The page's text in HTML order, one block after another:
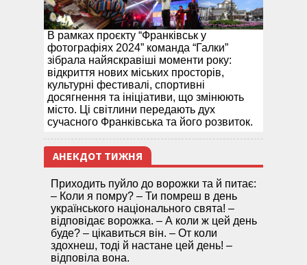
В рамках проєкту “Франківськ у
фотографіях 2024” команда “Галки”
зібрала найяскравіші моменти року:
відкриття нових міських просторів,
культурні фестивалі, спортивні
досягнення та ініціативи, що змінюють
місто. Ці світлини передають дух
сучасного Франківська та його розвиток.
АНЕКДОТ ТИЖНЯ
Приходить пуйло до ворожки та й питає:
– Коли я помру? – Ти помреш в день
українського національного свята! –
відповідає ворожка. – А коли ж цей день
буде? – цікавиться він. – От коли
здохнеш, тоді й настане цей день! –
відповіла вона.